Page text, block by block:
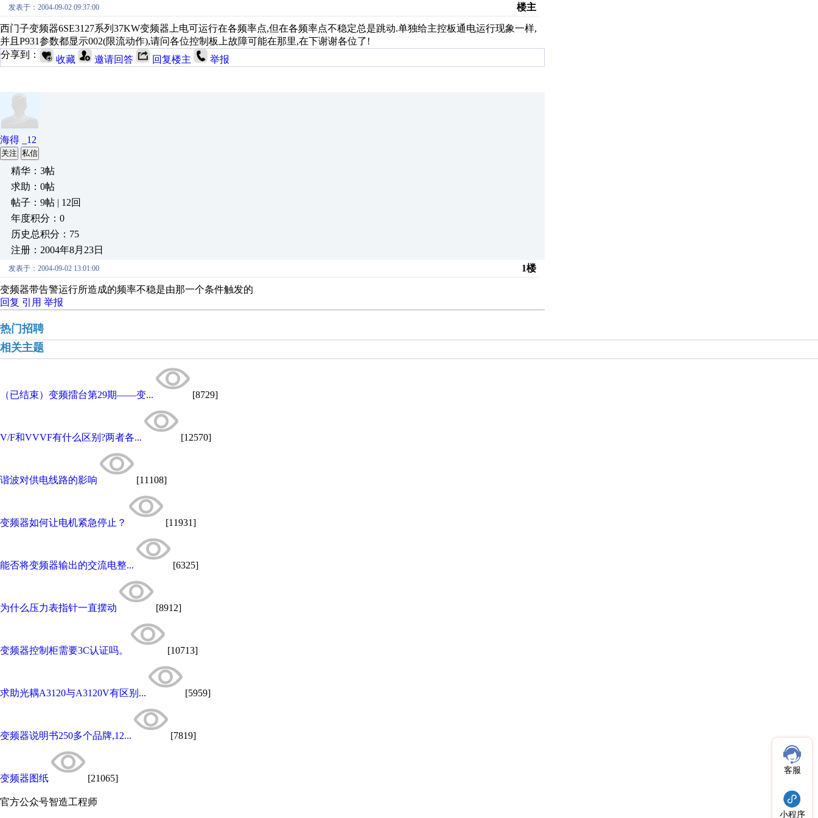
发表于：2004-09-02 09:37:00 楼主
西门子变频器6SE3127系列37KW变频器上电可运行在各频率点,但在各频率点不稳定总是跳动.单独给主控板通电运行现象一样,
并且P931参数都显示002(限流动作),请问各位控制板上故障可能在那里,在下谢谢各位了!
分享到：
收藏 邀请回答 回复楼主 举报
海得 _12
关注 私信
精华：3帖
求助：0帖
帖子：9帖 | 12回
年度积分：0
历史总积分：75
注册：2004年8月23日
发表于：2004-09-02 13:01:00 1楼
变频器带告警运行所造成的频率不稳是由那一个条件触发的
回复 引用 举报
热门招聘
相关主题
（已结束）变频擂台第29期——变... [8729]
V/F和VVVF有什么区别?两者各... [12570]
谐波对供电线路的影响 [11108]
变频器如何让电机紧急停止？ [11931]
能否将变频器输出的交流电整... [6325]
为什么压力表指针一直摆动 [8912]
变频器控制柜需要3C认证吗。 [10713]
求助光耦A3120与A3120V有区别... [5959]
变频器说明书250多个品牌,12... [7819]
变频器图纸 [21065]
官方公众号智造工程师
客服
小程序